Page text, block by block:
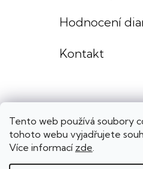
Tento web používá soubory
tohoto webu vyjadřujete
Více informací zde.
Hodnocení
Kontakt